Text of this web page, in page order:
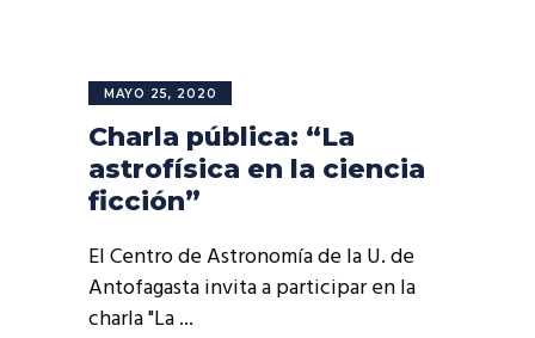
MAYO 25, 2020
Charla pública: “La
astrofísica en la ciencia
ficción”
El Centro de Astronomía de la U. de
Antofagasta invita a participar en la
charla "La